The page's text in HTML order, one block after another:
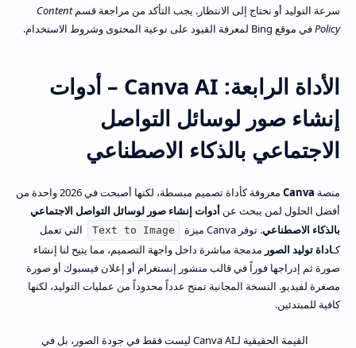
سرعة التوليد أو نحتاج إلى الانتظار. يجب التأكد من مراجعة قسمContent
Policyفي موقع Bing لمعرفة القيود على نوعية المحتوى وشروط الاستخدام.
الأداة الرابعة: Canva AI – أدوات
إنشاء صور لوسائل التواصل
الاجتماعي بالذكاء الاصطناعي
منصة Canva
معروفة كأداة تصميم مبسطة، لكنها أصبحت في 2026 واحدة من
أفضل الحلول لمن يبحث عن أدوات إنشاء صور لوسائل التواصل الاجتماعي
بالذكاء الاصطناعي. توفر Canva ميزة Text to Image
التي تعمل
كـاداة توليد الصور مدمجة مباشرة داخل واجهة التصميم، مما يتيح لنا إنشاء
صورة ثم إدراجها فوراً في قالب منشور إنستغرام أو إعلان فيسبوك أو صورة
مصغرة لفيديو. النسخة المجانية تمنح عدداً محدوداً من عمليات التوليد، لكنها
كافية للمبتدئين.
القيمة الحقيقية لـCanva AI ليست فقط في جودة الصور، بل في